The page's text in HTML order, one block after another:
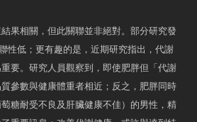
果相關，但此關聯並非絕對。部分研究發
性低；更有趣的是，近期研究指出，代謝
要。研究人員觀察到，即使肥胖但「代謝
參數與健康體重者相近；反之，肥胖同時
糖耐受不良及肝臟健康不佳）的男性，精